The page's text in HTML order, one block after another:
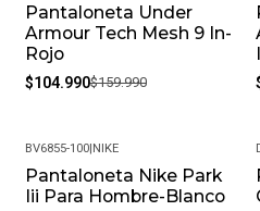
Bolsillos Laterales Y Bolsillo
Cintura Con Cordón Interior/
Mosca Falsa
Swoosh Bordado
-34%
Pantaloneta Under
Armour Tech Mesh 9 In-
Rojo
$104.990$159.990
BV6855-100|NIKE
Pantaloneta Nike Park
Iii Para Hombre-Blanco